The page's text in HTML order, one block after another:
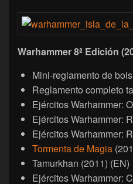
Warhammer 8ª Edición
Mini-reglamento de
Reglamento completo
Ejércitos Warhammer:
Ejércitos Warhammer:
Ejércitos Warhammer:
Tormenta de Magia
Tamurkhan (2011) (EN)
Ejércitos Warhammer: